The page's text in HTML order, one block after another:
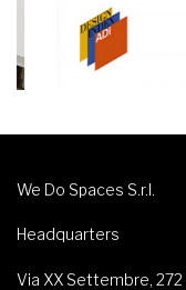
We Do Spaces S.r.l.
Headquarters
Via XX Settembre, 272